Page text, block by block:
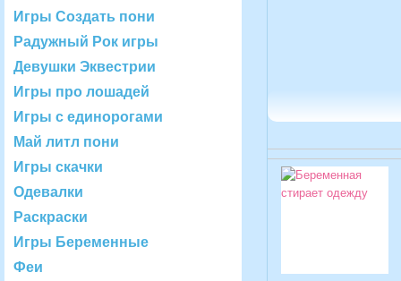
Игры Создать пони
Радужный Рок игры
Девушки Эквестрии
Игры про лошадей
Игры с единорогами
Май литл пони
Игры скачки
Одевалки
Раскраски
Игры Беременные
Феи